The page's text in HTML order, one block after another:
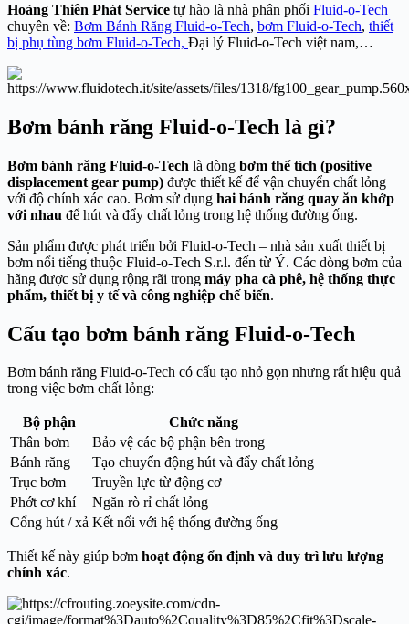
Hoàng Thiên Phát Service tự hào là nhà phân phối Fluid‑o‑Tech
chuyên về: Bơm Bánh Răng Fluid‑o‑Tech, bơm Fluid‑o‑Tech, thiết
bị phụ tùng bơm Fluid‑o‑Tech, Đại lý Fluid-o-Tech việt nam,…
Bơm bánh răng Fluid-o-Tech là gì?
Bơm bánh răng Fluid-o-Tech là dòng bơm thể tích (positive
displacement gear pump) được thiết kế để vận chuyển chất lỏng
với độ chính xác cao. Bơm sử dụng hai bánh răng quay ăn khớp
với nhau để hút và đẩy chất lỏng trong hệ thống đường ống.
Sản phẩm được phát triển bởi Fluid-o-Tech – nhà sản xuất thiết bị
bơm nổi tiếng thuộc Fluid-o-Tech S.r.l. đến từ Ý. Các dòng bơm của
hãng được sử dụng rộng rãi trong máy pha cà phê, hệ thống thực
phẩm, thiết bị y tế và công nghiệp chế biến.
Cấu tạo bơm bánh răng Fluid-o-Tech
Bơm bánh răng Fluid-o-Tech có cấu tạo nhỏ gọn nhưng rất hiệu quả
trong việc bơm chất lỏng:
Bộ phận
Chức năng
Thân bơm
Bảo vệ các bộ phận bên trong
Bánh răng
Tạo chuyển động hút và đẩy chất lỏng
Trục bơm
Truyền lực từ động cơ
Phớt cơ khí
Ngăn rò rỉ chất lỏng
Cổng hút / xả Kết nối với hệ thống đường ống
Thiết kế này giúp bơm hoạt động ổn định và duy trì lưu lượng
chính xác.